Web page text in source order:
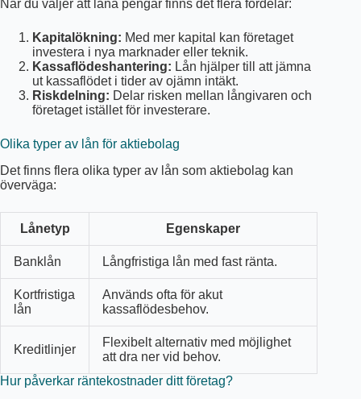
När du väljer att låna pengar finns det flera fördelar:
Kapitalökning: Med mer kapital kan företaget
investera i nya marknader eller teknik.
Kassaflödeshantering: Lån hjälper till att jämna
ut kassaflödet i tider av ojämn intäkt.
Riskdelning: Delar risken mellan långivaren och
företaget istället för investerare.
Olika typer av lån för aktiebolag
Det finns flera olika typer av lån som aktiebolag kan
överväga:
Lånetyp Egenskaper
Banklån Långfristiga lån med fast ränta.
Kortfristiga
lån
Används ofta för akut
kassaflödesbehov.
Kreditlinjer
Flexibelt alternativ med möjlighet
att dra ner vid behov.
Hur påverkar räntekostnader ditt företag?